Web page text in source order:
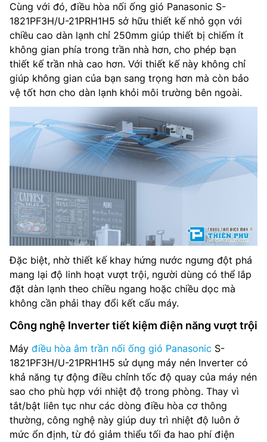
Cùng với đó, điều hòa nối ống gió Panasonic S-
1821PF3H/U-21PRH1H5 sở hữu thiết kế nhỏ gọn với
chiều cao dàn lạnh chỉ 250mm giúp thiết bị chiếm ít
không gian phía trong trần nhà hơn, cho phép bạn
thiết kế trần nhà cao hơn. Với thiết kế này không chỉ
giúp không gian của bạn sang trọng hơn mà còn bảo
vệ tốt hơn cho dàn lạnh khỏi môi trường bên ngoài.
Đặc biệt, nhờ thiết kế khay hứng nước ngưng đột phá
mang lại độ linh hoạt vượt trội, người dùng có thể lắp
đặt dàn lạnh theo chiều ngang hoặc chiều dọc mà
không cần phải thay đổi kết cấu máy.
Công nghệ Inverter tiết kiệm điện năng vượt trội
Máy điều hòa âm trần nối ống gió Panasonic S-
1821PF3H/U-21PRH1H5 sử dụng máy nén Inverter có
khả năng tự động điều chỉnh tốc độ quay của máy nén
sao cho phù hợp với nhiệt độ trong phòng. Thay vì
tắt/bật liên tục như các dòng điều hòa cơ thông
thường, công nghệ này giúp duy trì nhiệt độ luôn ở
mức ổn định, từ đó giảm thiểu tối đa hao phí điện